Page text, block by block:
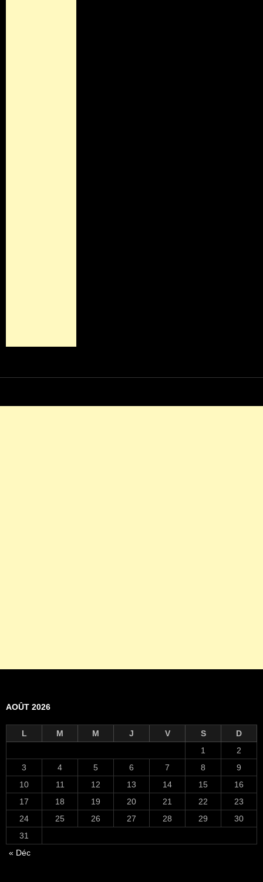
AOÛT 2026
L M M J V S
D
1
2
3
4 5 6 7 8
9
10
11 12 13 14 15
16
17
18 19 20 21 22
23
24
25 26 27 28 29
30
31
« Déc